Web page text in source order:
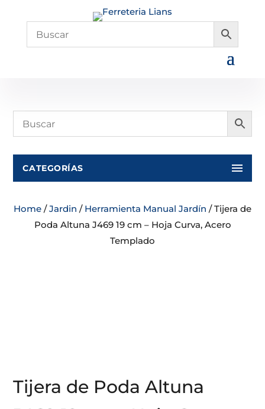
CATEGORÍAS
Home /Jardin / Herramienta Manual Jardín / Tijera de
Poda Altuna J469 19 cm – Hoja Curva, Acero
Templado
Tijera de Poda Altuna